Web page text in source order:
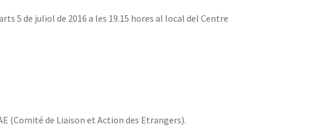
5 de juliol de 2016 a les 19.15 hores al local del Centre
(Comité de Liaison et Action des Etrangers).